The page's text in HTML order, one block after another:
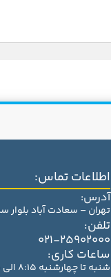
اطلاعات تماس:
آدرس:
تهران – سعادت آباد بلوار سرو غربی
تلفن:
021-25902000
ساعات کاری:
شنبه تا چهارشنبه 8:15 الی 16:15 پنجشنبه ها 8:15 الی 12:15